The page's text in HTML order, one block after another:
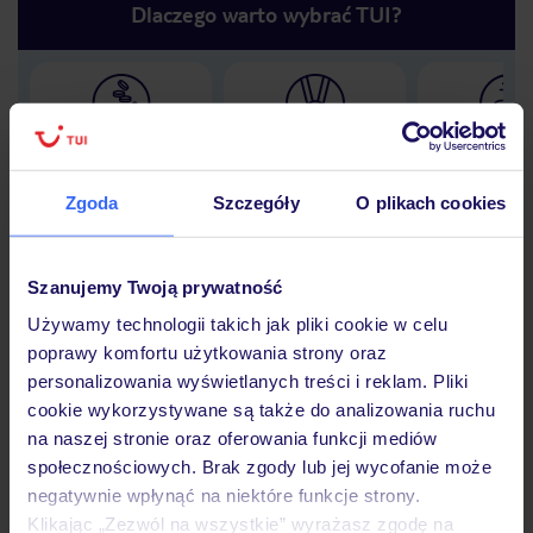
Zgoda Szczegóły O plikach cookies
Szanujemy Twoją prywatność
Używamy technologii takich jak pliki cookie w celu
poprawy komfortu użytkowania strony oraz
personalizowania wyświetlanych treści i reklam. Pliki
cookie wykorzystywane są także do analizowania ruchu
na naszej stronie oraz oferowania funkcji mediów
społecznościowych. Brak zgody lub jej wycofanie może
negatywnie wpłynąć na niektóre funkcje strony.
Klikając „Zezwól na wszystkie” wyrażasz zgodę na
Dlaczego warto wybrać TUI?
Lider niskich cen 30 lat w
Hotel
Opinie
Pokoje